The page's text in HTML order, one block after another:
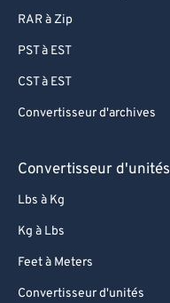
RAR à Zip
PST à EST
CST à EST
Convertisseur d'archives
Convertisseur d'unités
Lbs à Kg
Kg à Lbs
Feet à Meters
Convertisseur d'unités